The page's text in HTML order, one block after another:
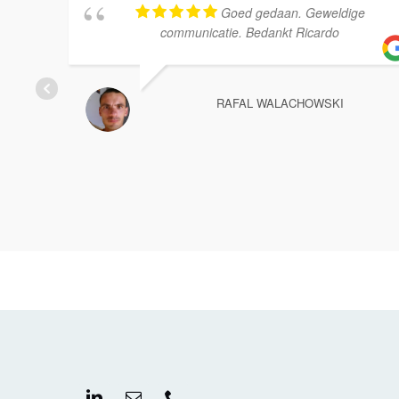
Goed gedaan. Geweldige
communicatie. Bedankt Ricardo
RAFAL WALACHOWSKI